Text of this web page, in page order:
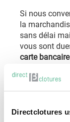
Directclotures
Si nous
la
sans délai
vous sont
carte bancaire
adresse si
usage
Dans toutes